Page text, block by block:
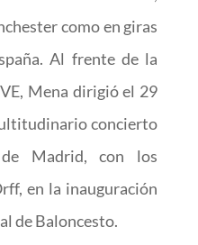
como en giras
Al frente de la
Mena dirigió el 29
concierto
Madrid, con los
en la inauguración
de Baloncesto.